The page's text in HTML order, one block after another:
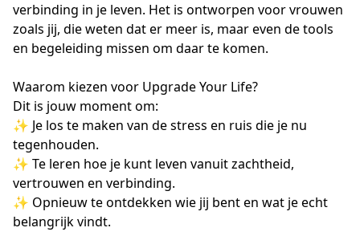
verbinding in je leven. Het is ontworpen voor vrouwen
zoals jij, die weten dat er meer is, maar even de tools
en begeleiding missen om daar te komen.
Waarom kiezen voor Upgrade Your Life?
Dit is jouw moment om:
✨ Je los te maken van de stress en ruis die je nu
tegenhouden.
✨ Te leren hoe je kunt leven vanuit zachtheid,
vertrouwen en verbinding.
✨ Opnieuw te ontdekken wie jij bent en wat je echt
belangrijk vindt.